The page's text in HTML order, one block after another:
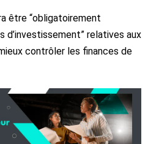
être “obligatoirement
d’investissement” relatives aux
contrôler les finances de